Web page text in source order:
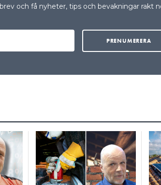
och få nyheter, tips och bevakningar rakt